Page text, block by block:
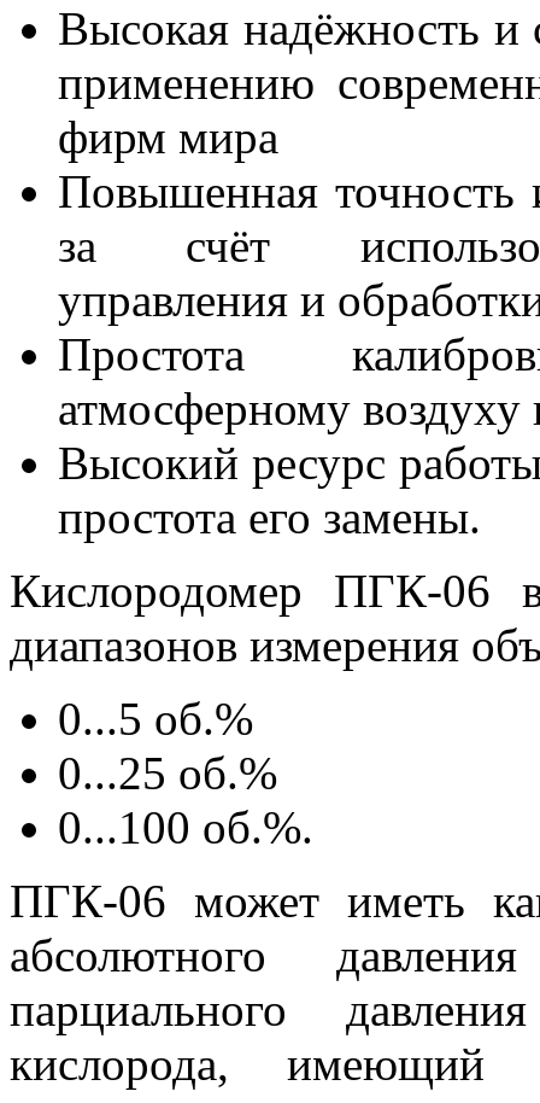
Высокая надёжность и
применению
фирм мира
Повышенная точность
за счёт
управления и
Простота
атмосферному
Высокий ресурс
простота его замены.
Кислородомер ПГК-06
диапазонов измерения
0...5 об.%
0...25 об.%
0...100 об.%.
ПГК-06 может иметь
абсолютного
парциального
кислорода, имеющий